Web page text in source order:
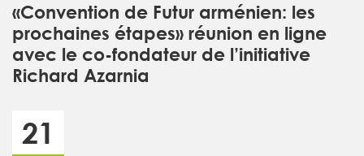
«Convention de Futur arménien: les
prochaines étapes» réunion en ligne
avec le co-fondateur de l’initiative
Richard Azarnia
21